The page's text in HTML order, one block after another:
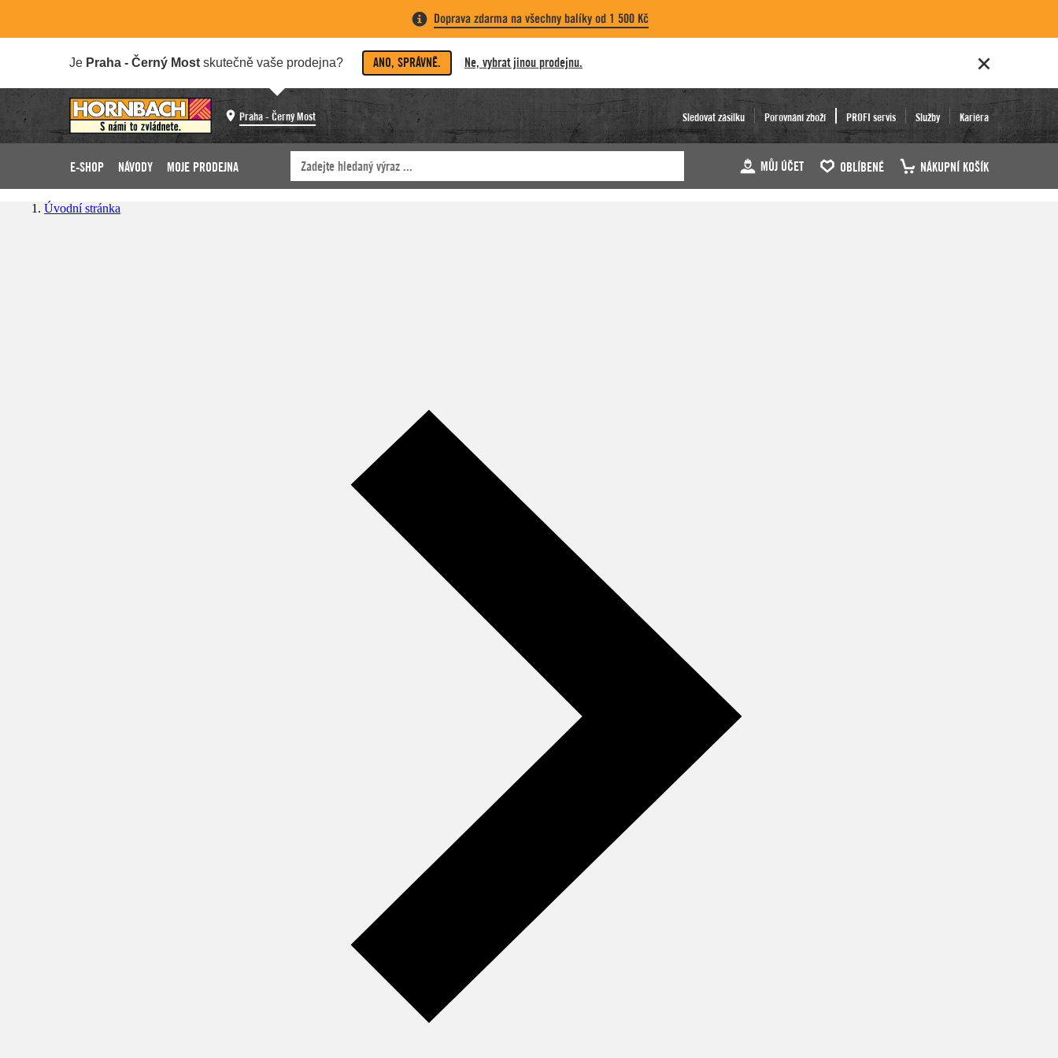
Doprava zdarma na všechny balíky od 1 500 Kč
Je Praha - Černý Most skutečně vaše prodejna? ANO, SPRÁVNĚ. Ne, vybrat jinou prodejnu.
Praha - Černý Most Sledovat zásilku Porovnání zboží PROFI servis Služby Kariéra
E-SHOP NÁVODY MOJE PRODEJNA MŮJ ÚČET OBLÍBENÉ NÁKUPNÍ KOŠÍK
Úvodní stránka